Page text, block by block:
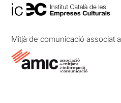
Mitjà de comunicació associat a